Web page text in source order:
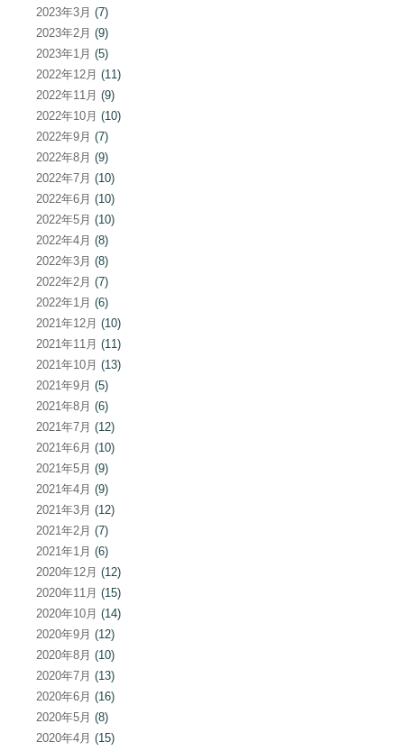
2023年3月 (7)
2023年2月 (9)
2023年1月 (5)
2022年12月 (11)
2022年11月 (9)
2022年10月 (10)
2022年9月 (7)
2022年8月 (9)
2022年7月 (10)
2022年6月 (10)
2022年5月 (10)
2022年4月 (8)
2022年3月 (8)
2022年2月 (7)
2022年1月 (6)
2021年12月 (10)
2021年11月 (11)
2021年10月 (13)
2021年9月 (5)
2021年8月 (6)
2021年7月 (12)
2021年6月 (10)
2021年5月 (9)
2021年4月 (9)
2021年3月 (12)
2021年2月 (7)
2021年1月 (6)
2020年12月 (12)
2020年11月 (15)
2020年10月 (14)
2020年9月 (12)
2020年8月 (10)
2020年7月 (13)
2020年6月 (16)
2020年5月 (8)
2020年4月 (15)